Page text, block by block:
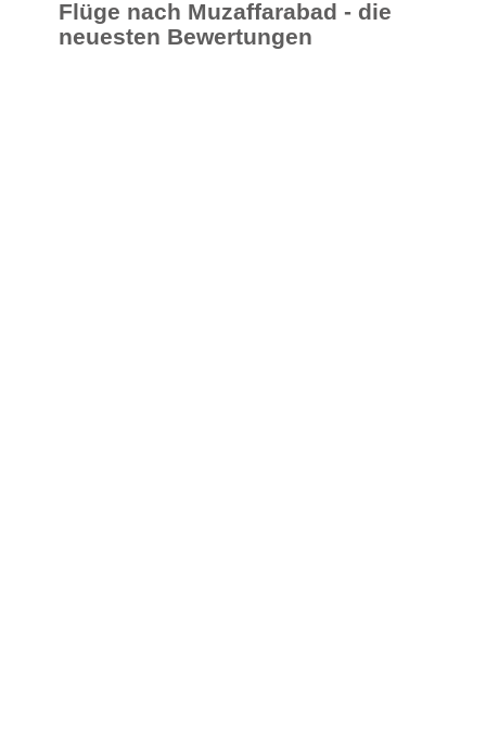
Flüge nach Muzaffarabad - die
neuesten Bewertungen